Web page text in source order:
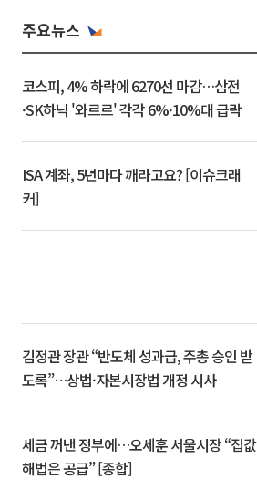
주요뉴스
코스피, 4% 하락에 6270선 마감…삼전
·SK하닉 '와르르' 각각 6%·10%대 급락
ISA 계좌, 5년마다 깨라고요? [이슈크래
커]
김정관 장관 “반도체 성과급, 주총 승인 받
도록”…상법·자본시장법 개정 시사
세금 꺼낸 정부에…오세훈 서울시장 “집값
해법은 공급” [종합]